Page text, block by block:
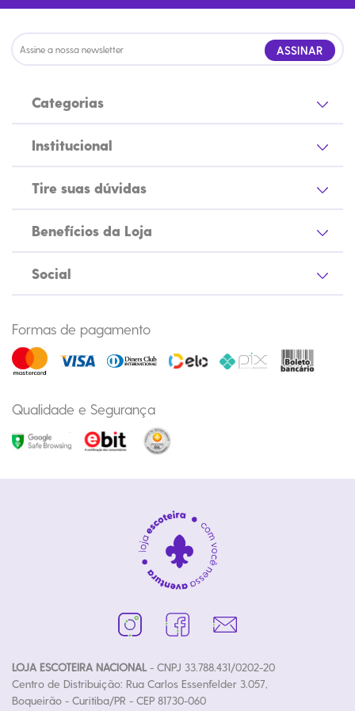
ASSINAR
Categorias
Institucional
Tire suas dúvidas
Benefícios da Loja
Social
Formas de pagamento
Qualidade e Segurança
LOJA ESCOTEIRA NACIONAL- CNPJ 33.788.431/0202-20
Centro de Distribuição: Rua Carlos Essenfelder 3.057,
Boqueirão - Curitiba/PR - CEP 81730-060